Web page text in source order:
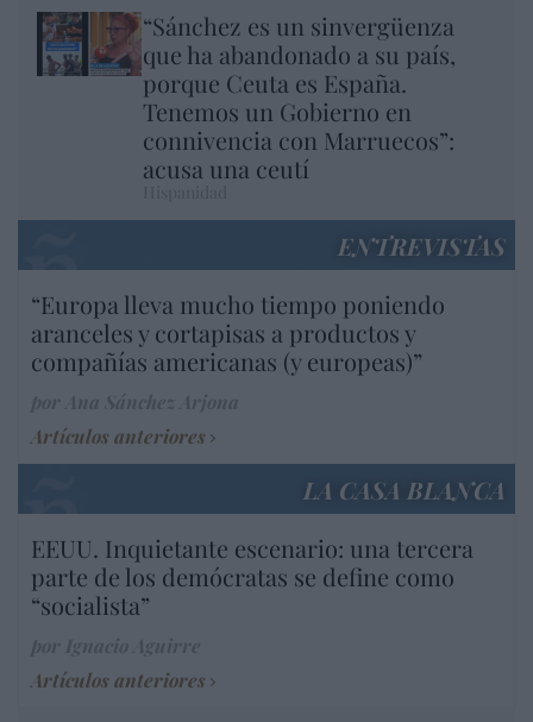
“Sánchez es un sinvergüenza
que ha abandonado a su país,
porque Ceuta es España.
Tenemos un Gobierno en
connivencia con Marruecos”:
acusa una ceutí
ENTREVISTAS
“Europa lleva mucho tiempo poniendo
aranceles y cortapisas a productos y
compañías americanas (y europeas)”
Artículos anteriores
LA CASA BLANCA
EEUU. Inquietante escenario: una tercera
parte de los demócratas se define como
“socialista”
Artículos anteriores